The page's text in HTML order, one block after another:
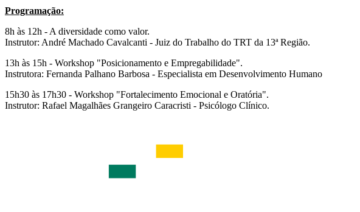
Programação:
8h às 12h - A diversidade como valor.
Instrutor: André Machado Cavalcanti - Juiz do Trabalho do TRT da 13ª Região.
13h às 15h - Workshop "Posicionamento e Empregabilidade".
Instrutora: Fernanda Palhano Barbosa - Especialista em Desenvolvimento Humano
15h30 às 17h30 - Workshop "Fortalecimento Emocional e Oratória".
Instrutor: Rafael Magalhães Grangeiro Caracristi - Psicólogo Clínico.